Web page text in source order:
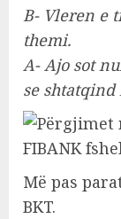
B- Vleren e
themi.
A- Ajo sot
se
Më pas
BKT.